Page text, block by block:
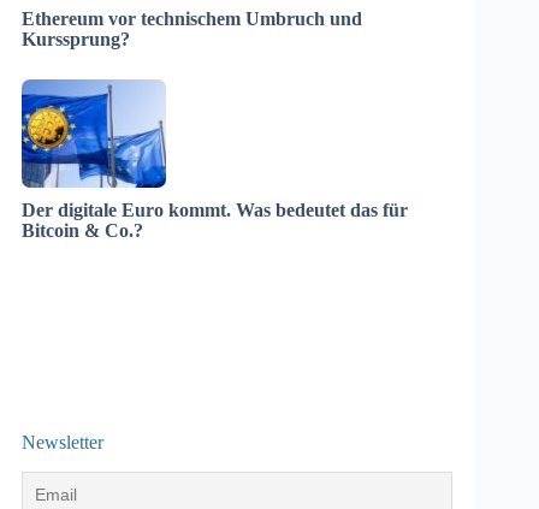
Ethereum vor technischem Umbruch und
Kurssprung?
Der digitale Euro kommt. Was bedeutet das für
Bitcoin & Co.?
Newsletter